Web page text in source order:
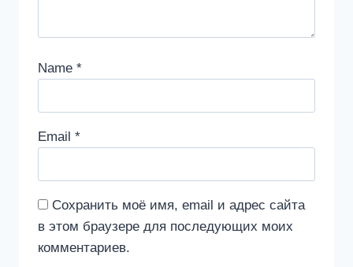
Name *
Email *
Сохранить моё имя, email и адрес сайта
в этом браузере для последующих моих
комментариев.